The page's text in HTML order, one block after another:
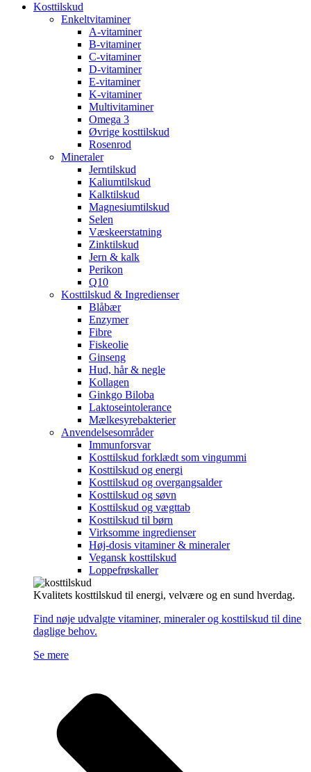
Kosttilskud
Enkeltvitaminer
A-vitaminer
B-vitaminer
C-vitaminer
D-vitaminer
E-vitaminer
K-vitaminer
Multivitaminer
Omega 3
Øvrige kosttilskud
Rosenrod
Mineraler
Jerntilskud
Kaliumtilskud
Kalktilskud
Magnesiumtilskud
Selen
Væskeerstatning
Zinktilskud
Jern & kalk
Perikon
Q10
Kosttilskud & Ingredienser
Blåbær
Enzymer
Fibre
Fiskeolie
Ginseng
Hud, hår & negle
Kollagen
Ginkgo Biloba
Laktoseintolerance
Mælkesyrebakterier
Anvendelsesområder
Immunforsvar
Kosttilskud forklædt som vingummi
Kosttilskud og energi
Kosttilskud og overgangsalder
Kosttilskud og søvn
Kosttilskud og vægttab
Kosttilskud til børn
Virksomme ingredienser
Høj-dosis vitaminer & mineraler
Vegansk kosttilskud
Loppefrøskaller
Kvalitets kosttilskud til energi, velvære og en sund hverdag.
Find nøje udvalgte vitaminer, mineraler og kosttilskud til dine
daglige behov.
Se mere